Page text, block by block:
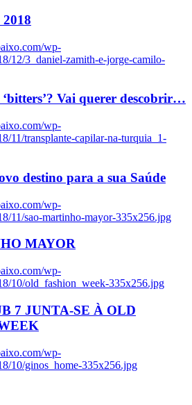
wp-
12/3_daniel-zamith-e-jorge-camilo-
‘bitters’? Vai querer descobrir…
wp-
11/transplante-capilar-na-turquia_1-
destino para a sua Saúde
wp-
11/sao-martinho-mayor-335x256.jpg
MAYOR
wp-
10/old_fashion_week-335x256.jpg
7 JUNTA-SE À OLD
wp-
10/ginos_home-335x256.jpg